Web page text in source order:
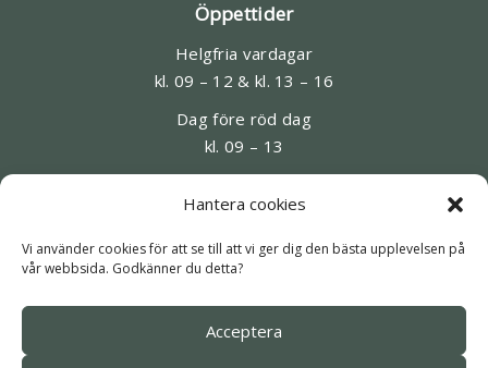
Hantera cookies
Vi använder cookies för att se till att vi ger dig den bästa upplevelsen på
vår webbsida. Godkänner du detta?
Acceptera
Öppettider
Helgfria vardagar
kl. 09 – 12 & kl. 13 – 16
Dag före röd dag
kl. 09 – 13
homeros@historiskaresor.se